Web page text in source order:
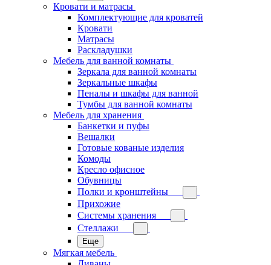
Кровати и матрасы
Комплектующие для кроватей
Кровати
Матрасы
Раскладушки
Мебель для ванной комнаты
Зеркала для ванной комнаты
Зеркальные шкафы
Пеналы и шкафы для ванной
Тумбы для ванной комнаты
Мебель для хранения
Банкетки и пуфы
Вешалки
Готовые кованые изделия
Комоды
Кресло офисное
Обувницы
Полки и кронштейны
Прихожие
Системы хранения
Стеллажи
Еще
Мягкая мебель